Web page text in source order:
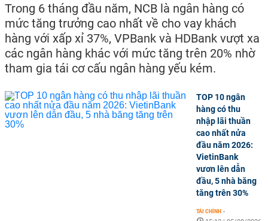
Trong 6 tháng đầu năm, NCB là ngân hàng có
mức tăng trưởng cao nhất về cho vay khách
hàng với xấp xỉ 37%, VPBank và HDBank vượt xa
các ngân hàng khác với mức tăng trên 20% nhờ
tham gia tái cơ cấu ngân hàng yếu kém.
TOP 10 ngân
hàng có thu
nhập lãi thuần
cao nhất nửa
đầu năm 2026:
VietinBank
vươn lên dẫn
đầu, 5 nhà băng
tăng trên 30%
TÀI CHÍNH -